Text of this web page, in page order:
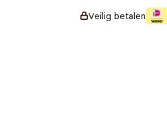
Veilig betalen